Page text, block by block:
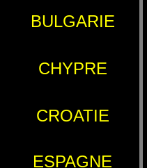
BULGARIE
CHYPRE
CROATIE
ESPAGNE